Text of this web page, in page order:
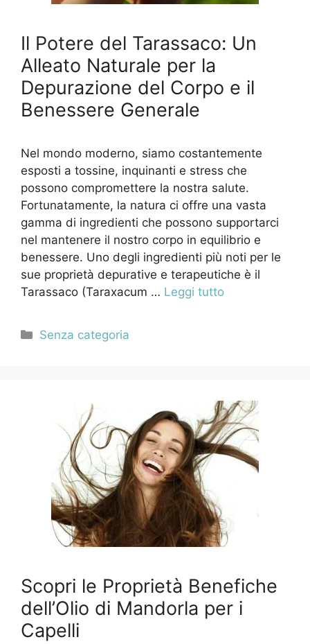
Il Potere del Tarassaco: Un
Alleato Naturale per la
Depurazione del Corpo e il
Benessere Generale
Nel mondo moderno, siamo costantemente
esposti a tossine, inquinanti e stress che
possono compromettere la nostra salute.
Fortunatamente, la natura ci offre una vasta
gamma di ingredienti che possono supportarci
nel mantenere il nostro corpo in equilibrio e
benessere. Uno degli ingredienti più noti per le
sue proprietà depurative e terapeutiche è il
Tarassaco (Taraxacum … Leggi tutto
Categorie
Senza categoria
Scopri le Proprietà Benefiche
dell’Olio di Mandorla per i
Capelli